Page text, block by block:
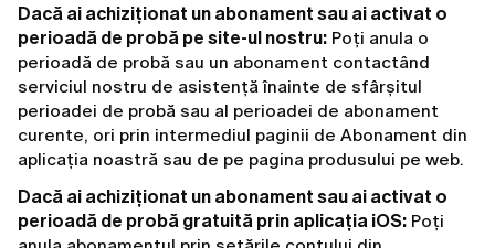
Dacă ai achiziționat un abonament sau ai activat o
perioadă de probă pe site-ul nostru: Poți anula o
perioadă de probă sau un abonament contactând
serviciul nostru de asistență înainte de sfârșitul
perioadei de probă sau al perioadei de abonament
curente, ori prin intermediul paginii de Abonament din
aplicația noastră sau de pe pagina produsului pe web.
Dacă ai achiziționat un abonament sau ai activat o
perioadă de probă gratuită prin aplicația iOS: Poți